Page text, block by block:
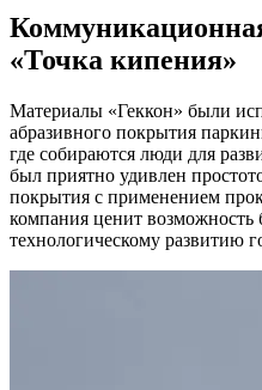
«Точка кипения»
Материалы «Геккон» были
абразивного покрытия
где собираются люди для
был приятно удивлен
покрытия с применением
компания ценит возможность
технологическому развитию